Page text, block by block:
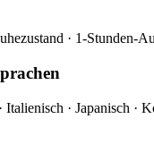
· 1-Stunden-
· Japanisch ·